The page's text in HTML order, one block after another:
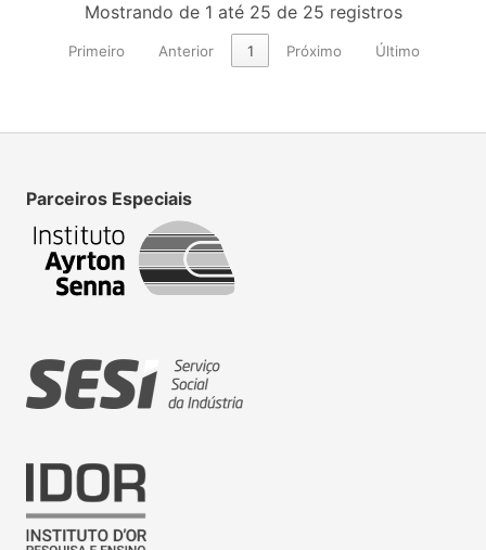
Mostrando de 1 até 25 de 25 registros
Primeiro Anterior 1 Próximo Último
Parceiros Especiais